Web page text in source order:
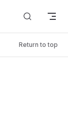
Return to top